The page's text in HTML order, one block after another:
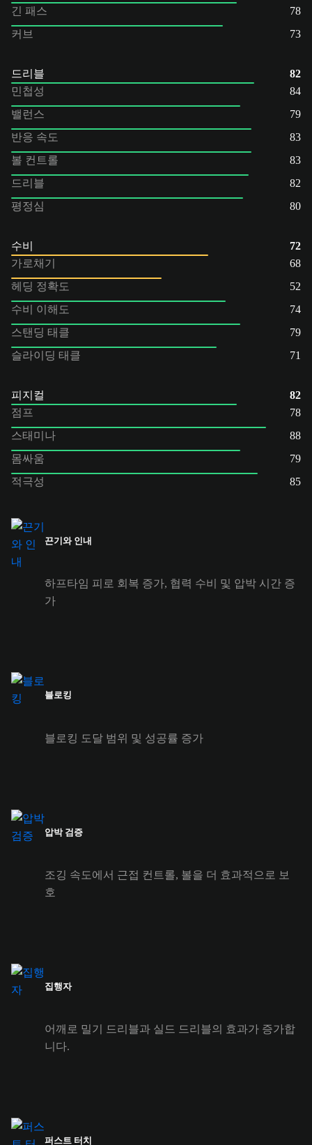
긴 패스
78
커브
73
드리블
82
민첩성
84
밸런스
79
반응 속도
83
볼 컨트롤
83
드리블
82
평정심
80
수비
72
가로채기
68
헤딩 정확도
52
수비 이해도
74
스탠딩 태클
79
슬라이딩 태클
71
피지컬
82
점프
78
스태미나
88
몸싸움
79
적극성
85
끈기와 인내
하프타임 피로 회복 증가, 협력 수비 및 압박 시간 증
가
블로킹
블로킹 도달 범위 및 성공률 증가
압박 검증
조깅 속도에서 근접 컨트롤, 볼을 더 효과적으로 보
호
집행자
어깨로 밀기 드리블과 실드 드리블의 효과가 증가합
니다.
퍼스트 터치